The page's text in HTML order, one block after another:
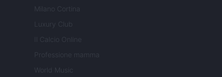
Milano Cortina
Luxury Club
Il Calcio Online
Professione mamma
World Music